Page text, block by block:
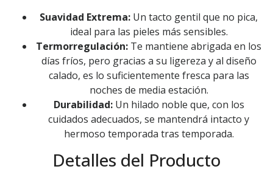
Suavidad Extrema: Un tacto gentil que no pica,
ideal para las pieles más sensibles.
Termorregulación: Te mantiene abrigada en los
días fríos, pero gracias a su ligereza y al diseño
calado, es lo suficientemente fresca para las
noches de media estación.
Durabilidad:Un hilado noble que, con los
cuidados adecuados, se mantendrá intacto y
hermoso temporada tras temporada.
Detalles del Producto